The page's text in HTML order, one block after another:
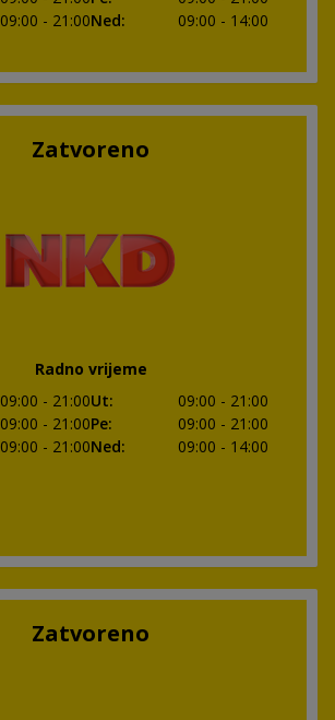
09:00 - 21:00Ned: 09:00 - 14:00
Zatvoreno
Radno vrijeme
09:00 - 21:00Ut: 09:00 - 21:00
09:00 - 21:00Pe: 09:00 - 21:00
09:00 - 21:00Ned: 09:00 - 14:00
Zatvoreno